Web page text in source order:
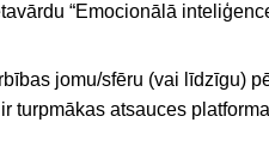
“Emocionālā
jomu/sfēru (vai līdzīgu)
turpmākas atsauces